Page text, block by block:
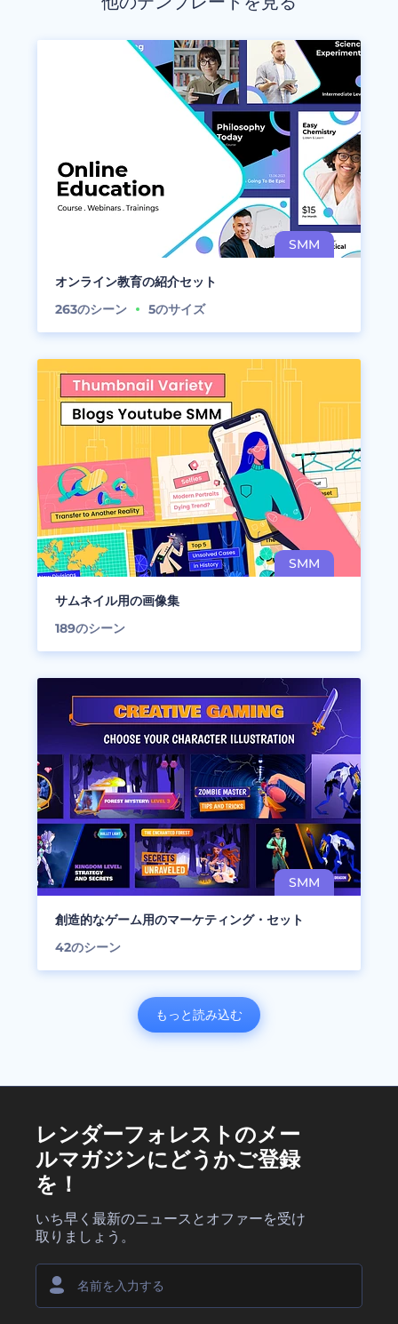
オンライン教育の紹介セット
263のシーン 5のサイズ
サムネイル用の画像集
189のシーン
創造的なゲーム用のマーケティング・セット
42のシーン
もっと読み込む
レンダーフォレストのメー
ルマガジンにどうかご登録
を！
いち早く最新のニュースとオファーを受け
取りましょう。